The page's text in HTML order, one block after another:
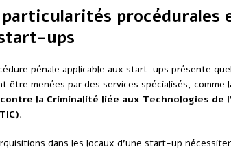
particularités procédurales
ups
pénale applicable aux start-ups présente
être menées par des services spécialisés, comme
la Criminalité liée aux Technologies de
.
dans les locaux d’une start-up